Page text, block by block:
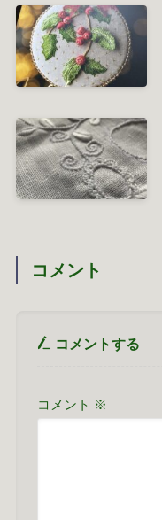
コメント
コメントする
コメント ※